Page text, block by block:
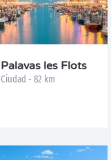
Palavas les Flots
Ciudad - 82 km